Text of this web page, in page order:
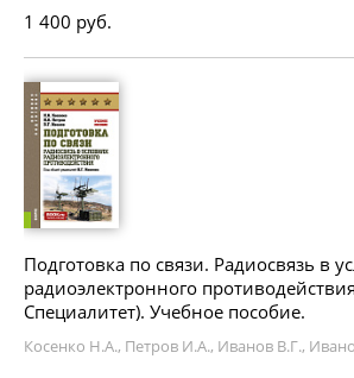
1 400 руб.
Подготовка по связи. Радиосвязь в
радиоэлектронного
Специалитет). Учебное пособие.
Косенко Н.А., Петров И.А., Иванов В.Г.,